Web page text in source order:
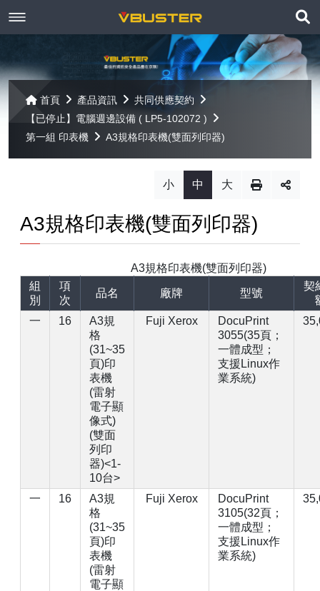
開
聯絡我們
最新消息
線上報名
產品資訊
Paragon
Open-E JovianDSS
Open-E DSS V7 SOHO
共同供應契約
【已停止】電腦軟體 ( LP5-102040 )
【已停止】電腦週邊設備 ( LP5-102072 )
【已停止】電腦設備用品 ( LP5-102073 )
客戶服務
網站導覽
首頁 產品資訊
共同供應契約
【已停止】電腦週邊設備 ( LP5-102072 )
第一組 印表機
A3規格印表機(雙面列印器)
小 中 大
A3規格印表機(雙面列印器)
A3規格印表機(雙面列印器)
組
別
項
次
品名 廠牌 型號
契
一
16
A3規
格
(31~35
頁)印
表機
(雷射
電子顯
像式)
(雙面
列印
器)<1-
10台>
Fuji Xerox
DocuPrint
3055(35頁；
一體成型；
支援Linux作
業系統)
一 16
A3規
格
(31~35
頁)印
表機
(雷射
電子顯
Fuji Xerox
DocuPrint
3105(32頁；
一體成型；
支援Linux作
業系統)